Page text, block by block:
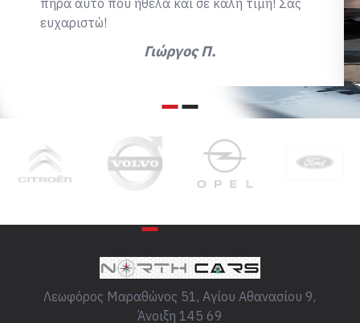
ευχαριστώ!
Γιώργος Π.
Λεωφόρος Μαραθώνος 51, Αγίου Αθανασίου 9,
Άνοιξη 145 69